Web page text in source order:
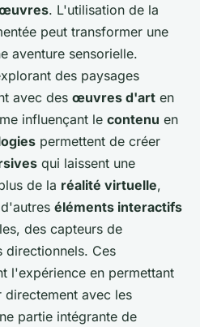
. L'utilisation de la
peut transformer une
aventure sensorielle.
des paysages
avec des œuvres d'art en
influençant le contenu en
permettent de créer
qui laissent une
de la réalité virtuelle,
éléments interactifs
des capteurs de
directionnels. Ces
l'expérience en permettant
avec les
partie intégrante de